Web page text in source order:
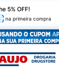
5% OFF!
na primeira compra